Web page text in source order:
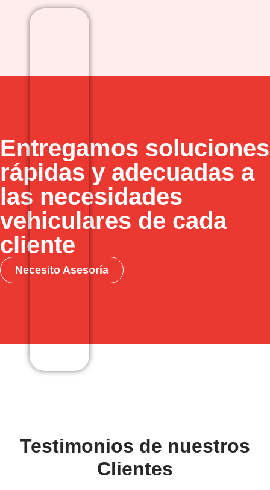
Entregamos soluciones
rápidas y adecuadas a
las necesidades
vehiculares de cada
cliente
Necesito Asesoría
Testimonios de nuestros
Clientes